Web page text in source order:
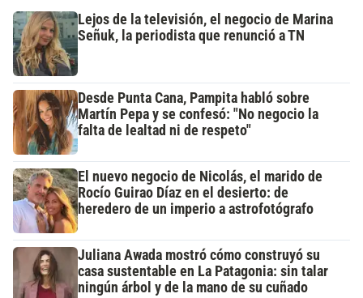
Lejos de la televisión, el negocio de Marina
Señuk, la periodista que renunció a TN
Desde Punta Cana, Pampita habló sobre
Martín Pepa y se confesó: "No negocio la
falta de lealtad ni de respeto"
El nuevo negocio de Nicolás, el marido de
Rocío Guirao Díaz en el desierto: de
heredero de un imperio a astrofotógrafo
Juliana Awada mostró cómo construyó su
casa sustentable en La Patagonia: sin talar
ningún árbol y de la mano de su cuñado